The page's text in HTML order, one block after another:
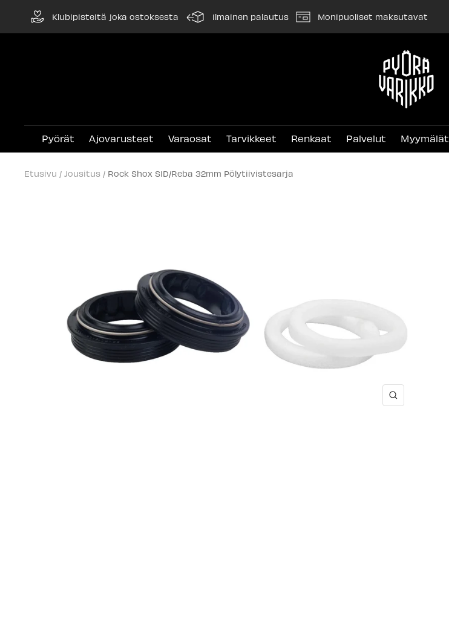
sisältöön
Klubipisteitä joka ostoksesta Ilmainen palautus Monipuoliset maksutavat
Pyörävarikko
Pyörät Ajovarusteet Varaosat Tarvikkeet Renkaat Palvelut Myymälät
Etusivu Jousitus Rock Shox SID/Reba 32mm Pölytiivistesarja
Suurenna